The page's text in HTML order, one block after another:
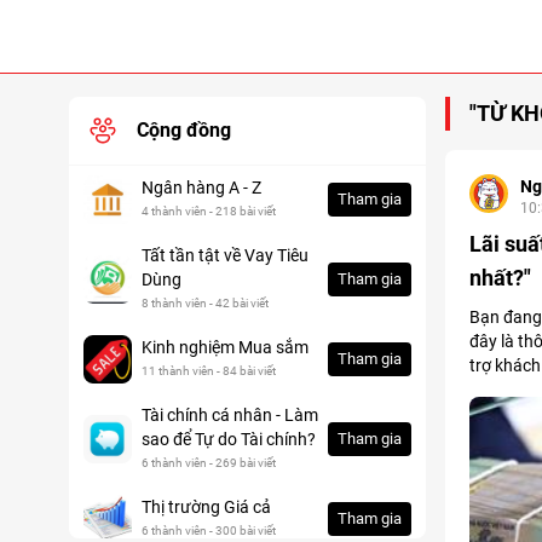
Cộng đồng
Ngân hàng A - Z
4 thành viên - 218 bài viết
Tham gia
Tất tần tật về Vay Tiêu
Dùng
8 thành viên - 42 bài viết
Tham gia
Kinh nghiệm Mua sắm
11 thành viên - 84 bài viết
Tham gia
Tài chính cá nhân - Làm
sao để Tự do Tài chính?
6 thành viên - 269 bài viết
Tham gia
Thị trường Giá cả
6 thành viên - 300 bài viết
Tham gia
"TỪ
Lãi
nhất?"
Bạn
đây là
trợ